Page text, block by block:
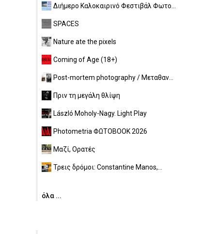
Διήμερο Καλοκαιρινό Φεστιβάλ Φωτο...
SPACES
Nature ate the pixels
Coming of Age (18+)
Post-mortem photography / Μεταθαν...
Πριν τη μεγάλη θλίψη
László Moholy-Nagy. Light Play
Photometria ΦΩΤΟBOOK 2026
Μαζί, Ορατές
Τρεις δρόμοι: Constantine Manos,...
όλα ...